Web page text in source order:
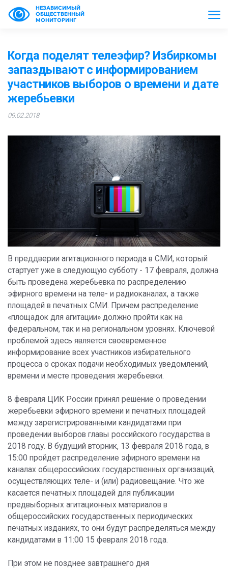
НЕЗАВИСИМЫЙ
ОБЩЕСТВЕННЫЙ
МОНИТОРИНГ
Когда поделят телеэфир? Избиркомы
запаздывают с информированием
участников выборов о времени и дате
жеребьевки
09.02.2018
В преддверии агитационного периода в СМИ, который
стартует уже в следующую субботу - 17 февраля, должна
быть проведена жеребьевка по распределению
эфирного времени на теле- и радиоканалах, а также
площадей в печатных СМИ. Причем распределение
«площадок для агитации» должно пройти как на
федеральном, так и на региональном уровнях. Ключевой
проблемой здесь является своевременное
информирование всех участников избирательного
процесса о сроках подачи необходимых уведомлений,
времени и месте проведения жеребьевки.
8 февраля ЦИК России принял решение о проведении
жеребьевки эфирного времени и печатных площадей
между зарегистрированными кандидатами при
проведении выборов главы российского государства в
2018 году. В будущий вторник, 13 февраля 2018 года, в
15:00 пройдет распределение эфирного времени на
каналах общероссийских государственных организаций,
осуществляющих теле- и (или) радиовещание. Что же
касается печатных площадей для публикации
предвыборных агитационных материалов в
общероссийских государственных периодических
печатных изданиях, то они будут распределяться между
кандидатами в 11:00 15 февраля 2018 года.
При этом не позднее завтрашнего дня